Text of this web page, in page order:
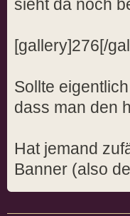
sieht da noch
[gallery]276[/
Sollte
dass man den
Hat jemand
Banner (also